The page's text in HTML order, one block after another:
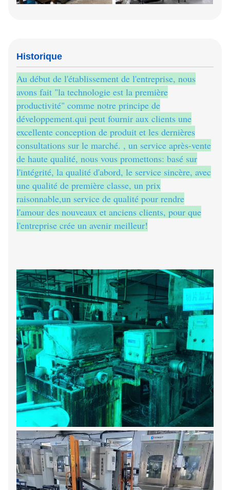
Historique
Au début de l'établissement de l'entreprise, nous
avons fait "la technologie est la première
productivité" comme notre principe de
développement.qui peut fournir aux clients une
excellente conception de produit et les dernières
consultations sur le marché. , un service après-vente
de haute qualité, nous vous promettons: basé sur
l'intégrité, la qualité d'abord, le service sincère, avec
une qualité de première classe, un prix
raisonnable,un service de qualité pour rendre
l'amour des nouveaux et anciens clients, pour que
l'entreprise crée un avenir meilleur!